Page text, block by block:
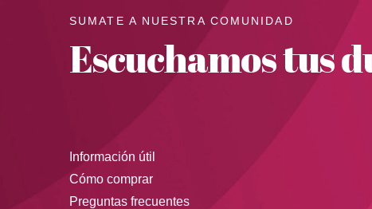
SUMATE A NUESTRA COMUNIDAD
Escuchamos tus
Información útil
Cómo comprar
Preguntas frecuentes